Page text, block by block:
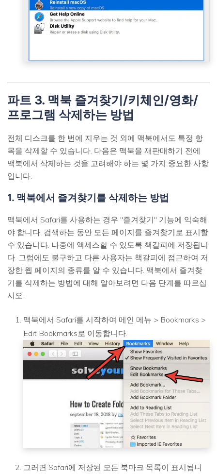
파트 3. 맥북 즐겨찾기/키체인/영화/
프로그램 삭제하는 방법
전체 디스크를 한 번에 지우는 것 외에 맥북에서도 특정 항
목을 삭제할 수 있습니다. 다음은 맥북을 재판매하기 전에
맥북에서 삭제하는 것을 고려해야 하는 몇 가지 중요한 사항
입니다.
1. 맥북에서 즐겨찾기를 삭제하는 방법
맥북에서 Safari를 사용하는 경우 "즐겨찾기" 기능에 익숙해
야 합니다. 검색하는 동안 모든 페이지를 즐겨찾기로 표시할
수 있습니다. 나중에 액세스할 수 있도록 책갈피에 저장됩니
다. 그럼에도 불구하고 다른 사용자는 책갈피에 접근하여 저
장한 웹 페이지의 종류를 알 수 있습니다. 맥북에서 즐겨찾
기를 삭제하는 방법에 대해 알아보려면 다음 단계를 따르십
시오.
맥북에서 Safari를 시작하여 메인 메뉴 > Bookmarks >
Edit Bookmarks로 이동합니다.
그러면 Safari에 저장된 모든 북마크 목록이 표시됩니